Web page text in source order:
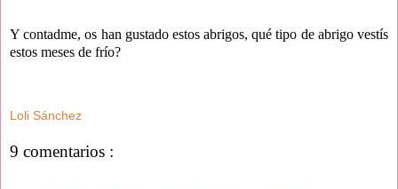
Y contadme, os han gustado estos abrigos, qué tipo de abrigo vestís
estos meses de frío?
Loli Sánchez
9 comentarios :